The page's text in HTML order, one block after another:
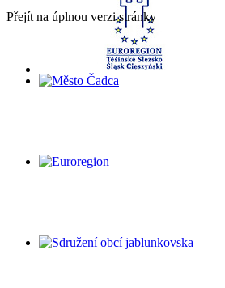
Přejít na úplnou verzi stránky